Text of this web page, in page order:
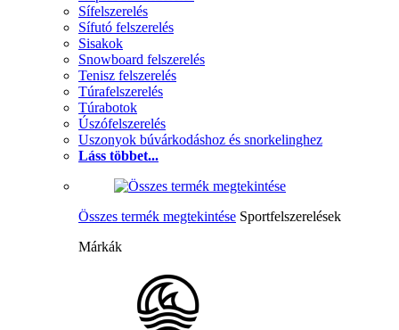
Sífelszerelés
Sífutó felszerelés
Sisakok
Snowboard felszerelés
Tenisz felszerelés
Túrafelszerelés
Túrabotok
Úszófelszerelés
Uszonyok búvárkodáshoz és snorkelinghez
Láss többet...
Összes termék megtekintése Sportfelszerelések
Márkák